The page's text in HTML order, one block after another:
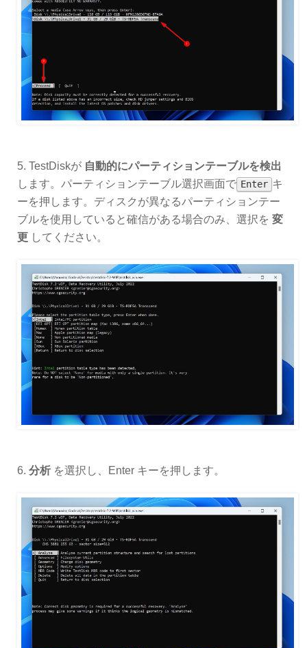
5. TestDiskが 自動的にパーティションテーブルを検出
します。パーティションテーブル選択画面で Enter キ
ーを押します。ディスクが異なるパーティションテー
ブルを使用していると確信がある場合のみ、選択を 変
更 してください。
6. 分析 を選択し、Enter キーを押します。